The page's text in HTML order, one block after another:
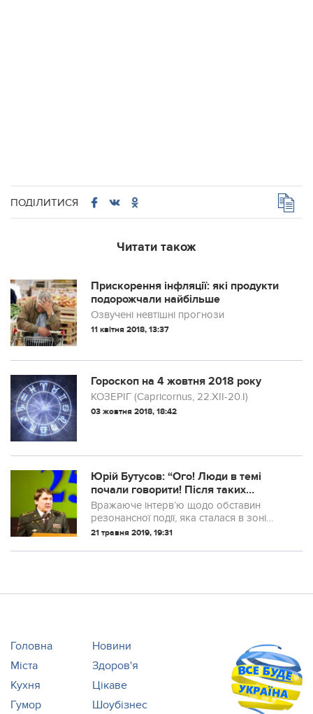
ПОДІЛИТИСЯ
Читати також
Прискорення інфляції: які продукти
подорожчали найбільше
Озвучені невтішні прогнози
11 квітня 2018, 13:37
Гороскоп на 4 жовтня 2018 року
КОЗЕРІГ (Capricornus, 22.XII-20.I)
03 жовтня 2018, 18:42
Юрій Бутусов: “Ого! Люди в темі
почали говорити! Після таких
одкровень НАБУ має відкривати
розслідування.”
Вражаюче інтерв’ю щодо обставин
резонансної події, яка сталася в зоні
діяльності Одеської митниці ДФС у
пов’язана зі зникненням 36 контейнерів
21 травня 2019, 19:31
Головна
Новини
Міста
Здоров'я
Кухня
Цікаве
Гумор
Шоубізнес